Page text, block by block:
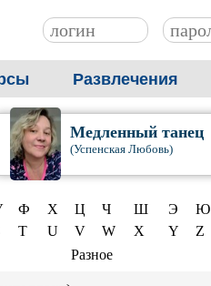
Развлечения
Медленный танец
(Успенская Любовь)
Ф Х Ц Ч Ш Э Ю
T U V W X Y
Z
Разное